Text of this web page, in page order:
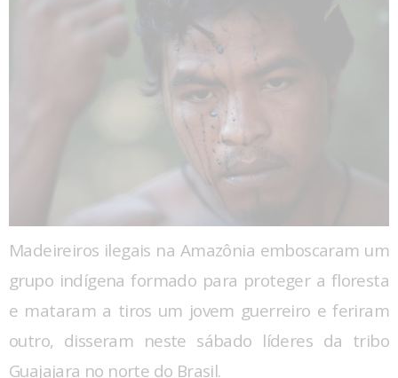
Madeireiros ilegais na Amazônia emboscaram um
grupo indígena formado para proteger a floresta
e mataram a tiros um jovem guerreiro e feriram
outro, disseram neste sábado líderes da tribo
Guajajara no norte do Brasil.